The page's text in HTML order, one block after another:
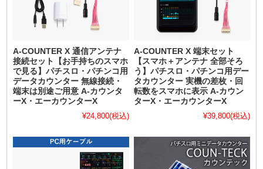
A-COUNTER X 通信アンテナ
接続セット【お手持ちのスマホ
で見る】パチスロ・パチンコ用
データカウンター 無線接続・
端末は別途ご用意 A-カウンタ
ーX・エーカウンターX
¥24,800(税込)
A-COUNTER X 端末セット
【スマホ＋アンテナ 全部そろ
う】パチスロ・パチンコ用デー
タカウンター 実機の差枚・回
転数をスマホに表示 A-カウン
ターX・エーカウンターX
¥39,800(税込)